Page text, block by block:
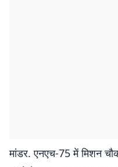
मांडर. एनएच-75 में मिशन